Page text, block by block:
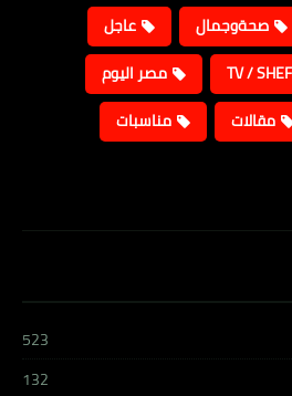
صحةوجمال
عاجل
مصر اليوم
مقالات
مناسبات
523
132